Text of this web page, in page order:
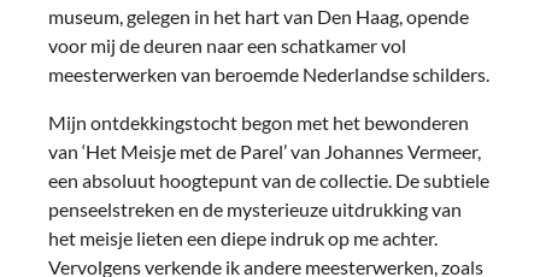
museum, gelegen in het hart van Den Haag, opende
voor mij de deuren naar een schatkamer vol
meesterwerken van beroemde Nederlandse schilders.
Mijn ontdekkingstocht begon met het bewonderen
van ‘Het Meisje met de Parel’ van Johannes Vermeer,
een absoluut hoogtepunt van de collectie. De subtiele
penseelstreken en de mysterieuze uitdrukking van
het meisje lieten een diepe indruk op me achter.
Vervolgens verkende ik andere meesterwerken, zoals